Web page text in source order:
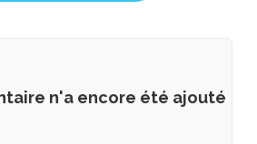
n'a encore été ajouté